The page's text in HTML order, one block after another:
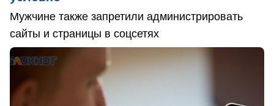
Мужчине также запретили администрировать
сайты и страницы в соцсетях